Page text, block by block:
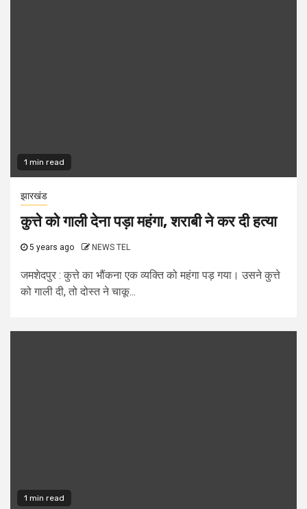
1 min read
झारखंड
कुत्ते को गाली देना पड़ा महंगा, शराबी ने कर दी हत्या
5 years ago NEWS TEL
जमशेदपुर : कुत्ते का भौंकना एक व्यक्ति को महंगा पड़ गया। उसने कुत्ते
को गाली दी, तो दोस्त ने चाकू...
1 min read